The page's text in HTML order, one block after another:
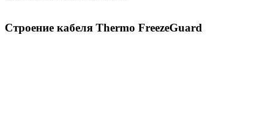
Строение кабеля Thermo FreezeGuard